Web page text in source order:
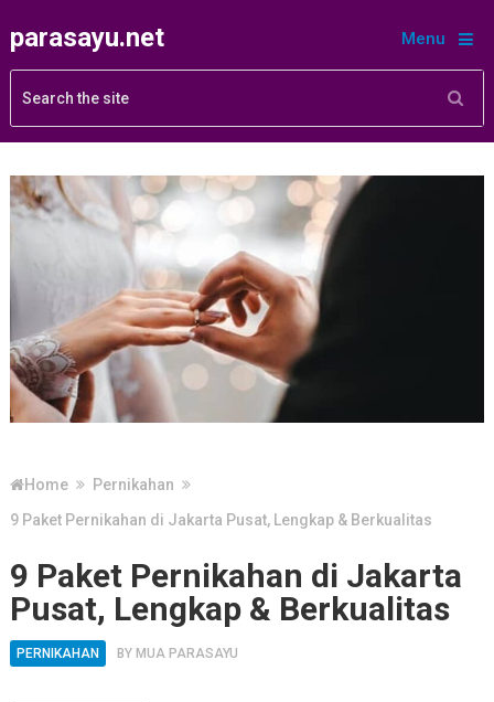
parasayu.net Menu
Home
Pernikahan
9 Paket Pernikahan di Jakarta Pusat, Lengkap & Berkualitas
9 Paket Pernikahan di Jakarta
Pusat, Lengkap & Berkualitas
PERNIKAHAN BY MUA PARASAYU